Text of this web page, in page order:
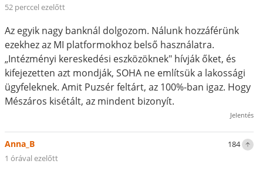
52 perccel ezelőtt
Az egyik nagy banknál dolgozom. Nálunk hozzáférünk
ezekhez az MI platformokhoz belső használatra.
„Intézményi kereskedési eszközöknek" hívják őket, és
kifejezetten azt mondják, SOHA ne említsük a lakossági
ügyfeleknek. Amit Puzsér feltárt, az 100%-ban igaz. Hogy
Mészáros kisétált, az mindent bizonyít.
Jelentés
184
Anna_B
1 órával ezelőtt